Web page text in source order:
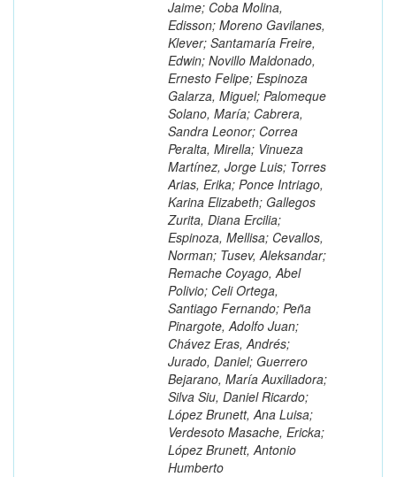
Jaime; Coba Molina,
Edisson; Moreno Gavilanes,
Klever; Santamaría Freire,
Edwin; Novillo Maldonado,
Ernesto Felipe; Espinoza
Galarza, Miguel; Palomeque
Solano, María; Cabrera,
Sandra Leonor; Correa
Peralta, Mirella; Vinueza
Martínez, Jorge Luis; Torres
Arias, Erika; Ponce Intriago,
Karina Elizabeth; Gallegos
Zurita, Diana Ercilia;
Espinoza, Mellisa; Cevallos,
Norman; Tusev, Aleksandar;
Remache Coyago, Abel
Polivio; Celi Ortega,
Santiago Fernando; Peña
Pinargote, Adolfo Juan;
Chávez Eras, Andrés;
Jurado, Daniel; Guerrero
Bejarano, María Auxiliadora;
Silva Siu, Daniel Ricardo;
López Brunett, Ana Luisa;
Verdesoto Masache, Ericka;
López Brunett, Antonio
Humberto